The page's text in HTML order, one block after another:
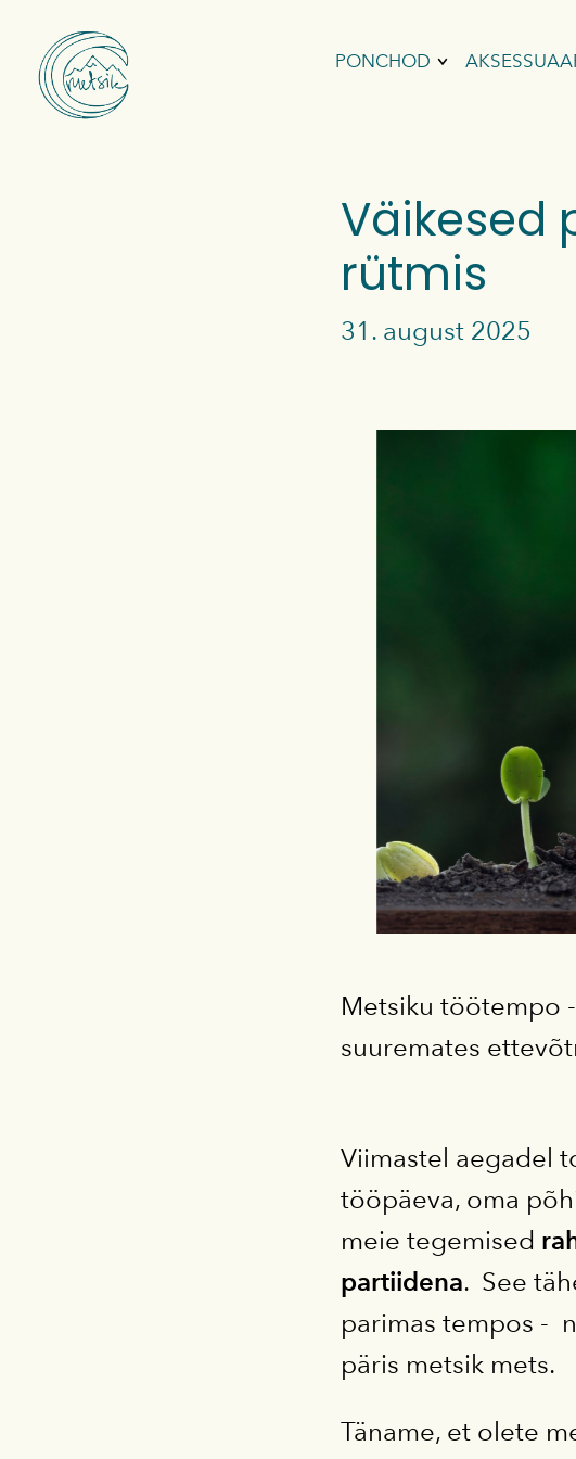
PONCHOD
VIHMAPONCHOD
VAHVELPONCHOD
Väikesed
rütmis
31. august 2025
Metsiku töötempo
suuremates
Viimastel aegadel
tööpäeva, oma
meie tegemised
partiidena. See
parimas tempos -
päris metsik mets.
Täname, et olete